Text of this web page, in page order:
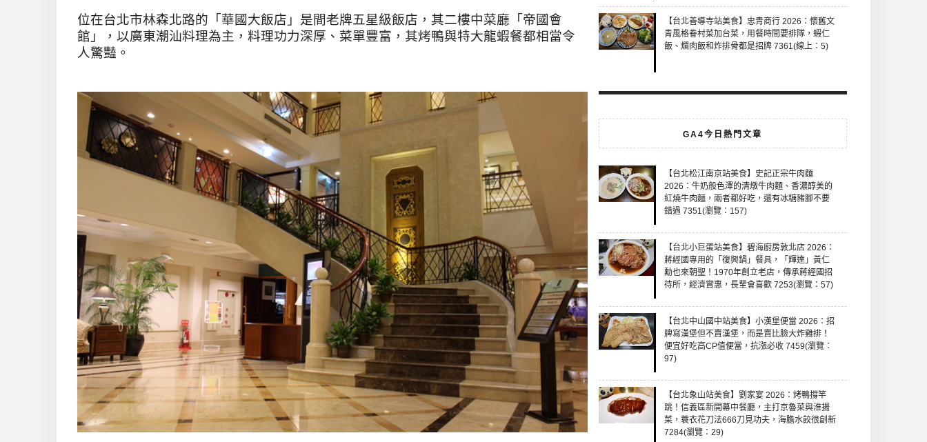
位在台北市林森北路的「華國大飯店」是間老牌五星級飯店，其二樓中菜廳「帝國會
館」，以廣東潮汕料理為主，料理功力深厚、菜單豐富，其烤鴨與特大龍蝦餐都相當令
人驚豔。
【台北善導寺站美食】忠青商行 2026：懷舊文
青風格眷村菜加台菜，用餐時間要排隊，蝦仁
飯、爛肉飯和炸排骨都是招牌 7361(線上：5)
GA4今日熱門文章
【台北松江南京站美食】史記正宗牛肉麵
2026：牛奶般色澤的清燉牛肉麵、香濃醇美的
紅燒牛肉麵，兩者都好吃，還有冰糖豬腳不要
錯過 7351(瀏覽：157)
【台北小巨蛋站美食】碧海廚房敦北店 2026：
蔣經國專用的「復興鍋」餐具，「輝達」黃仁
勳也來朝聖！1970年創立老店，傳承蔣經國招
待所，經濟實惠，長輩會喜歡 7253(瀏覽：57)
【台北中山國中站美食】小漢堡便當 2026：招
牌寫漢堡但不賣漢堡，而是賣比臉大炸雞排！
便宜好吃高CP值便當，抗漲必收 7459(瀏覽：
97)
【台北象山站美食】劉家宴 2026：烤鴨撐竿
跳！信義區新開幕中餐廳，主打京魯菜與淮揚
菜，蓑衣花刀法666刀見功夫，海膽水餃很創新
7284(瀏覽：29)